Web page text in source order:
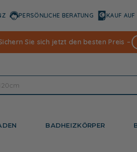
PERSÖNLICHE BERATUNG KAUF AUF
Sie sich jetzt den besten Preis –
BADHEIZKÖRPER